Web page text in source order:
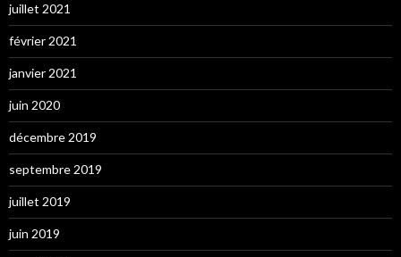
juillet 2021
février 2021
janvier 2021
juin 2020
décembre 2019
septembre 2019
juillet 2019
juin 2019